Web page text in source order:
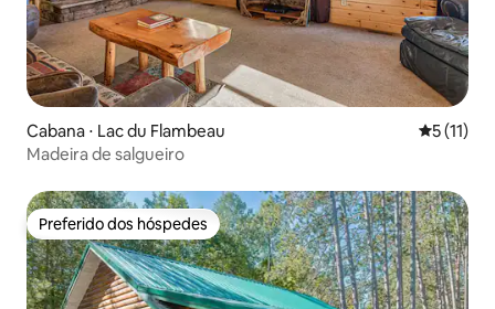
Cabana ⋅ Lac du Flambeau 5 de uma
5 (11)
Madeira de salgueiro
Preferido dos hóspedes
Preferido dos hóspedes